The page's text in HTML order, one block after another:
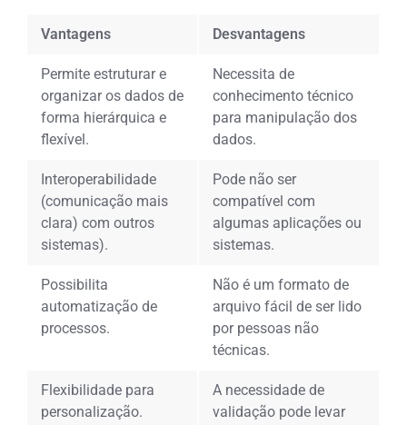
Vantagens Desvantagens
Permite estruturar e
organizar os dados de
forma hierárquica e
flexível.
Necessita de
conhecimento técnico
para manipulação dos
dados.
Interoperabilidade
(comunicação mais
clara) com outros
sistemas).
Pode não ser
compatível com
algumas aplicações ou
sistemas.
Possibilita
automatização de
processos.
Não é um formato de
arquivo fácil de ser lido
por pessoas não
técnicas.
Flexibilidade para
personalização.
A necessidade de
validação pode levar